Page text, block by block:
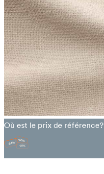
Où est le prix de référence?